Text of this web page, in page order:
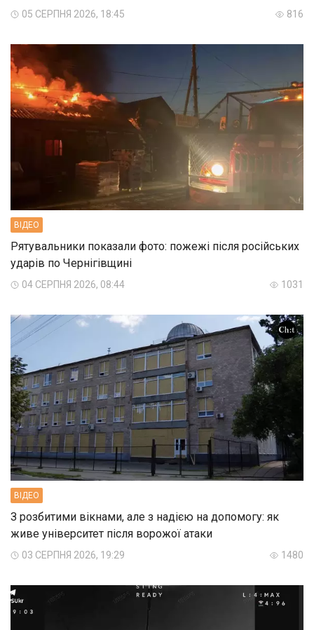
05 СЕРПНЯ 2026, 18:45 816
ВIДЕО
Рятувальники показали фото: пожежі після російських
ударів по Чернігівщині
04 СЕРПНЯ 2026, 08:44 1031
ВIДЕО
З розбитими вікнами, але з надією на допомогу: як
живе університет після ворожої атаки
03 СЕРПНЯ 2026, 19:29 1480